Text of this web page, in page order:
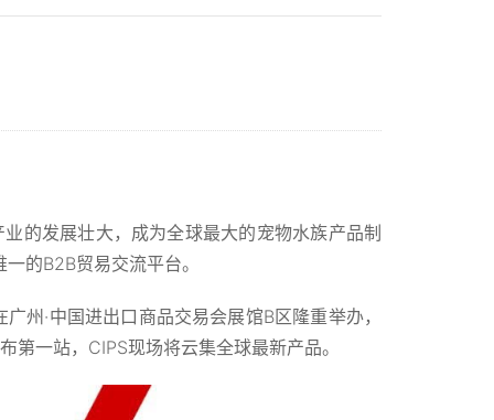
的发展壮大，成为全球最大的宠物水族产品制
的B2B贸易交流平台。
州·中国进出口商品交易会展馆B区隆重举办，
一站，CIPS现场将云集全球最新产品。